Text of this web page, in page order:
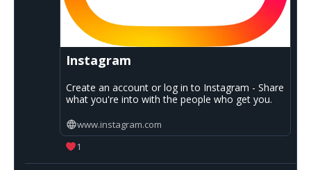
Instagram
Create an account or log in to Instagram - Share
what you're into with the people who get you.
www.instagram.com
1